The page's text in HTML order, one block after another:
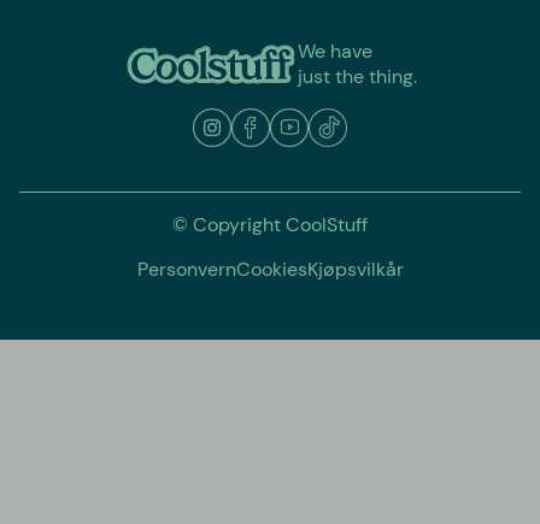
We have
just the thing.
© Copyright CoolStuff
PersonvernCookiesKjøpsvilkår